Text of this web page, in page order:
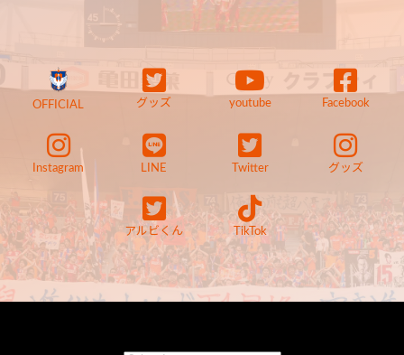
OFFICIAL グッズ youtube Facebook
Instagram LINE Twitter グッズ
アルビくん TikTok